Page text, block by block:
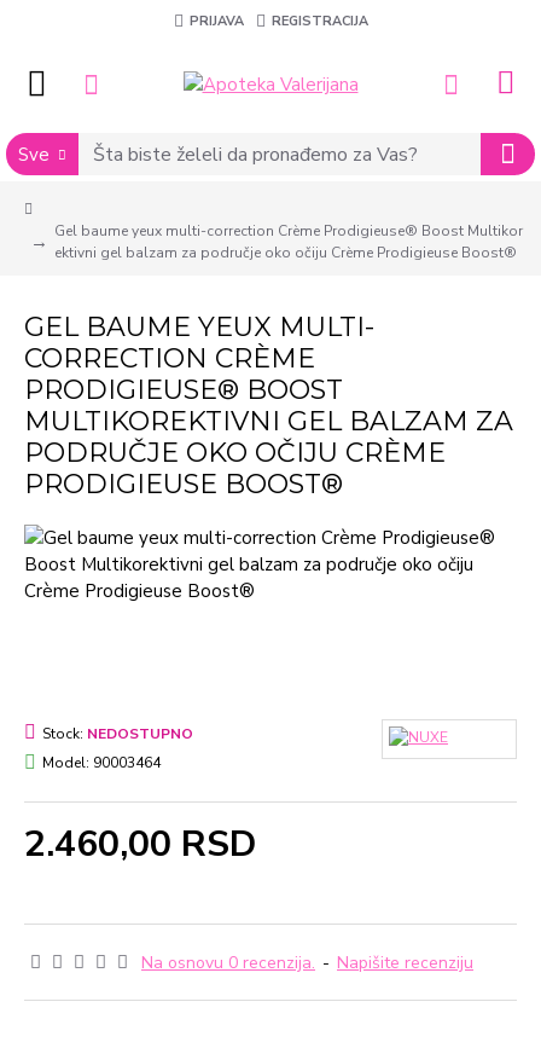
PRIJAVA REGISTRACIJA
Sve
Gel baume yeux multi-correction Crème Prodigieuse® Boost Multikor
ektivni gel balzam za područje oko očiju Crème Prodigieuse Boost®
GEL BAUME YEUX MULTI-
CORRECTION CRÈME
PRODIGIEUSE® BOOST
MULTIKOREKTIVNI GEL BALZAM ZA
PODRUČJE OKO OČIJU CRÈME
PRODIGIEUSE BOOST®
Na osnovu 0 recenzija. - Napišite recenziju
2.460,00 RSD
Stock: NEDOSTUPNO
Model: 90003464